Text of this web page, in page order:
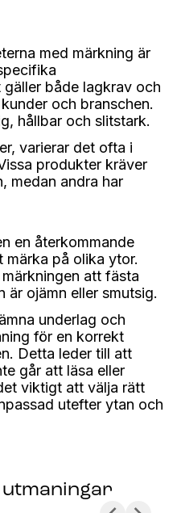
med märkning är
både lagkrav och
och branschen.
hållbar och slitstark.
varierar det ofta i
produkter kräver
medan andra har
en återkommande
märka på olika ytor.
att fästa
är ojämn eller smutsig.
underlag och
för en korrekt
Detta leder till att
går att läsa eller
viktigt att välja rätt
utefter ytan och